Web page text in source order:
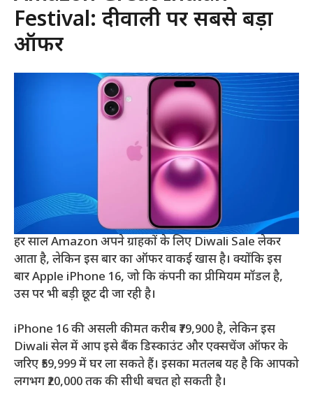
Festival: दीवाली पर सबसे बड़ा
ऑफर
हर साल Amazon अपने ग्राहकों के लिए Diwali Sale लेकर
आता है, लेकिन इस बार का ऑफर वाकई खास है। क्योंकि इस
बार Apple iPhone 16, जो कि कंपनी का प्रीमियम मॉडल है,
उस पर भी बड़ी छूट दी जा रही है।
iPhone 16 की असली कीमत करीब ₹79,900 है, लेकिन इस
Diwali सेल में आप इसे बैंक डिस्काउंट और एक्सचेंज ऑफर के
जरिए ₹59,999 में घर ला सकते हैं। इसका मतलब यह है कि आपको
लगभग ₹20,000 तक की सीधी बचत हो सकती है।